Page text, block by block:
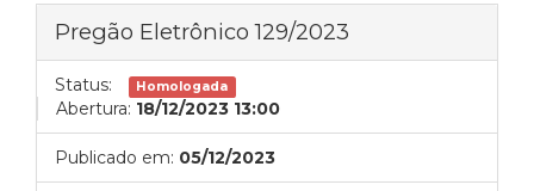
Pregão Eletrônico 129/2023
Status: Homologada
Abertura: 18/12/2023 13:00
Publicado em: 05/12/2023